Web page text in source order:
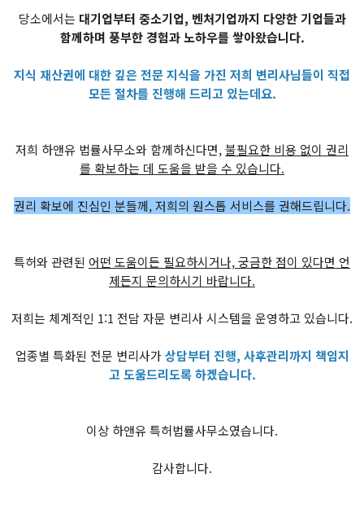
당소에서는 대기업부터 중소기업, 벤처기업까지 다양한 기업들과
함께하며 풍부한 경험과 노하우를 쌓아왔습니다.
지식 재산권에 대한 깊은 전문 지식을 가진 저희 변리사님들이 직접
모든 절차를 진행해 드리고 있는데요.
저희 하앤유 법률사무소와 함께하신다면,불필요한 비용 없이 권리
를 확보하는 데 도움을 받을 수 있습니다.
권리 확보에 진심인 분들께, 저희의 원스톱 서비스를 권해드립니다.
특허와 관련된 어떤 도움이든 필요하시거나, 궁금한 점이 있다면 언
제든지 문의하시기 바랍니다.
저희는 체계적인 1:1 전담 자문 변리사 시스템을 운영하고 있습니다.
업종별 특화된 전문 변리사가상담부터 진행, 사후관리까지 책임지
고 도움드리도록 하겠습니다.
이상 하앤유 특허법률사무소였습니다.
감사합니다.